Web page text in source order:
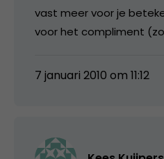
vast meer voor je
voor het compliment
7 januari 2010 om 11:12